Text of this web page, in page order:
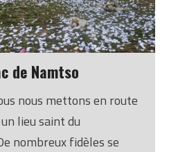
de Namtso
nous mettons en route
lieu saint du
nombreux fidèles se